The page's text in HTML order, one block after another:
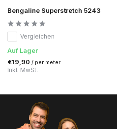
Bengaline Superstretch 5243
Vergleichen
Auf Lager
€19,90 / per meter
Inkl. MwSt.